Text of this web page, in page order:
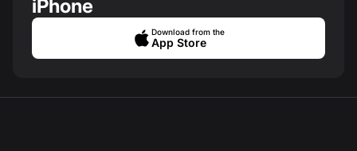
iPhone
Download from the
App Store